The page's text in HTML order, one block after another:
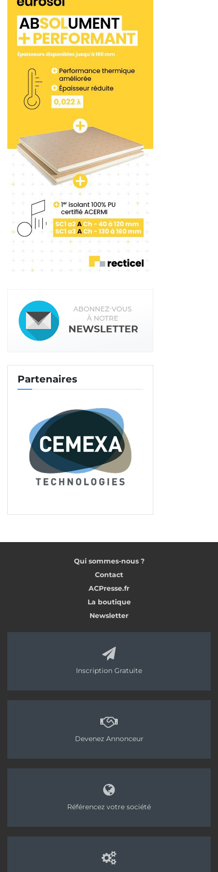
d’équilibrer les masses. Et afin de contrebalancer
celle de la chape, KLH préconise le recours à une
couche d’égalisation en granulés. Comme cela a
été mis en application récemment pour la
résidence étudiante Lucien Cornil à Marseille.
L’option chape sèche
« Certes, la masse des
Et ainsi, il est plus facile de rééquilibrer les poids
respectifs du support et de la chape. Mais dans ce
cas, la performance du “ressort” est encore plus
décisive. Tandis que pour une chape courante, une
bonne performance d’isolement aux bruits
d’impact associe des isolants, dont la rigidité s’ est
inférieure à 10
MN/m³. Le recours à une chape
sèche requiert une rigidité s’ supérieure à 20
MN/m³. Afin de garantir une bonne stabilité. En
conséquence, les systèmes de plancher associant
le support CLT à un résilient et une chape sèche
sont quasiment bannis en Autriche »,
Andreas Wabl.
autrichiennes, en termes d’isolement aux bruits
d’impact sont nettement plus élevées qu’en
France. Avec un L’nT,w ≤ 48, contre 58 en France.
Les exigences en termes d’isolement aux bruits
attendu DnT,w + C ≥ 53 en France, DnT,w ≥ 55 en
Autriche.
CLT Chape acoustique Construction bois
Partenaires
Qui sommes-nous ?
Contact
ACPresse.fr
La boutique
Newsletter
Inscription Gratuite
Devenez Annonceur
Référencez votre société